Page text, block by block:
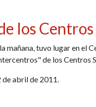
los
mañana, tuvo lugar en el
de los Centros
de abril de 2011.